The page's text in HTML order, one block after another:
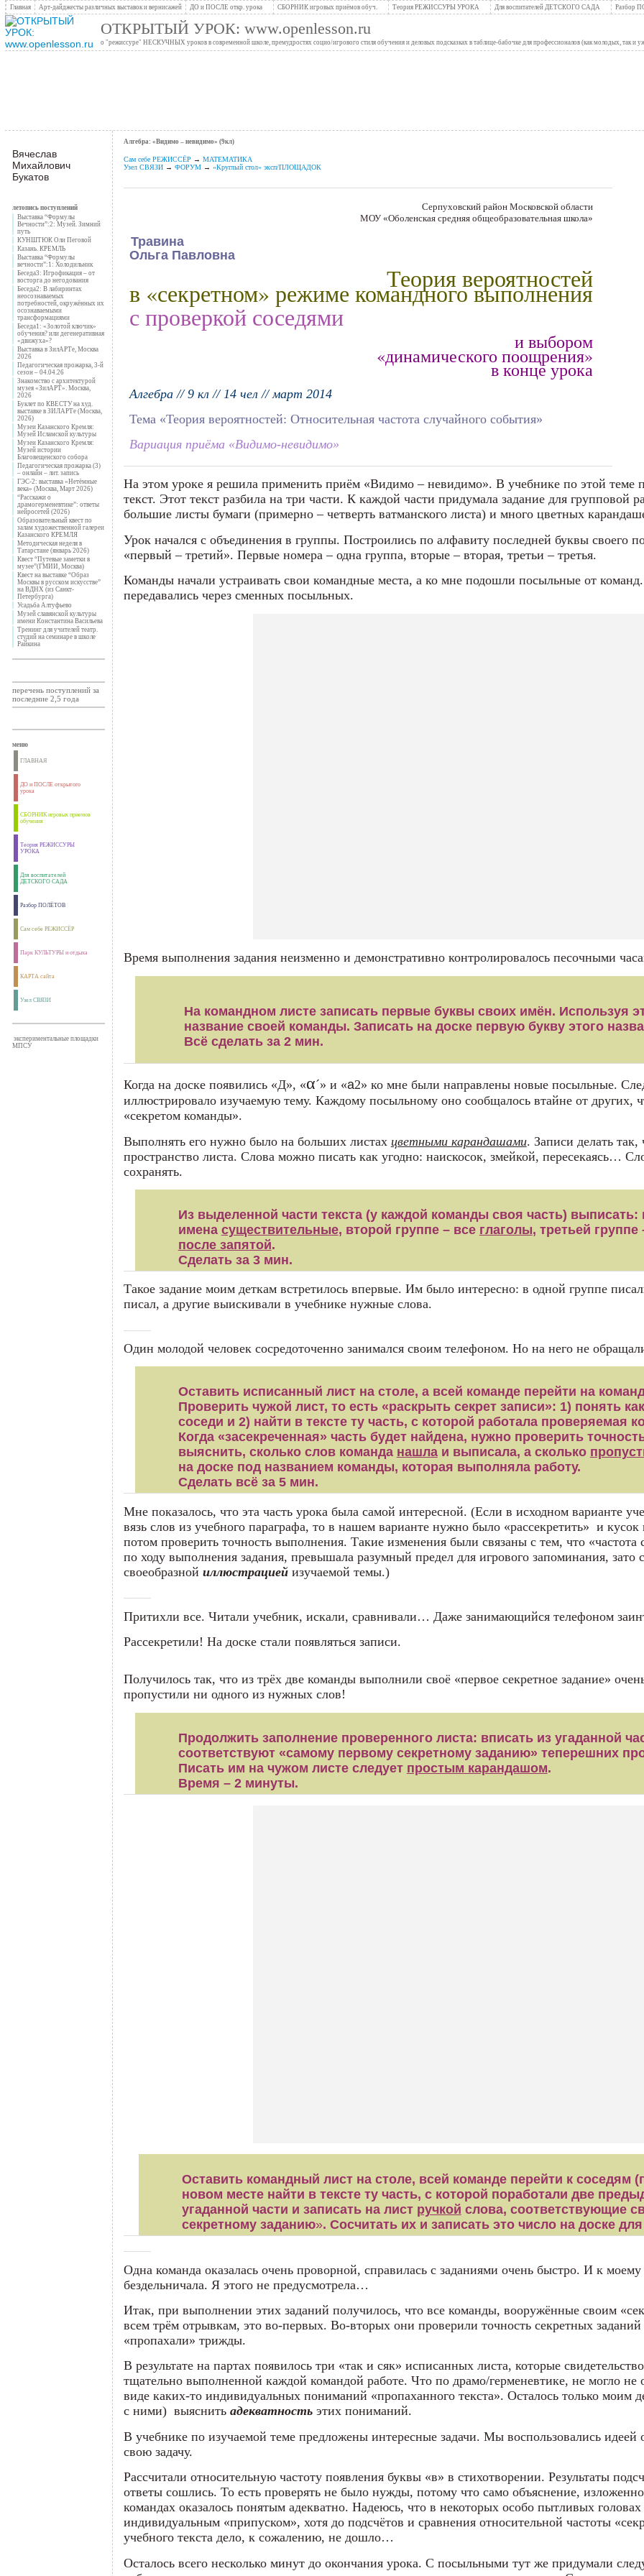
Главная Арт-дайджесты различных выставок и вернисажей ДО и ПОСЛЕ откр. урока СБОРНИК игровых приёмов обуч. Теория РЕЖИССУРЫ УРОКА Для воспитателей ДЕТСКОГО САДА Разбор
ОТКРЫТЫЙ УРОК: www.openlesson.ru
о "режиссуре" НЕСКУЧНЫХ уроков в современной школе, премудростях социо/игрового стиля обучения и деловых подсказках в таблице-бабочке для профессионалов (как молодых, так и
Вячеслав
Михайлович
Букатов
летопись поступлений
Выставка “Формулы
Вечности”:2: Музей. Зимний
путь
КУНШТЮК Оли Пеговой
Казань. КРЕМЛЬ
Выставка “Формулы
вечности”:1: Холодильник
Беседа3: Игрофикация – от
восторга до негодования
Беседа2: В лабиринтах
неосознаваемых
потребностей, окружённых их
осознаваемыми
трансформациями
Беседа1: «Золотой ключик»
обучения? или дегенеративная
«движуха»?
Выставка в ЗилАРТе, Москва
2026
Педагогическая прожарка, 3-й
сезон – 04.04.26
Знакомство с архитектурой
музея «ЗилАРТ». Москва,
2026
Буклет по КВЕСТУ на худ.
выставке в ЗИЛАРТе (Москва,
2026)
Музеи Казанского Кремля:
Музей Исламской культуры
Музеи Казанского Кремля:
Музей истории
Благовещенского собора
Педагогическая прожарка (3)
– онлайн – лит. запись
ГЭС-2: выставка «Нетёмные
века» (Москва, Март 2026)
“Расскажи о
драмогерменевтике”: ответы
нейросетей (2026)
Образовательный квест по
залам художественной галереи
Казанского КРЕМЛЯ
Методическая неделя в
Татарстане (январь 2026)
Квест “Путевые заметки в
музее”(ГМИИ, Москва)
Квест на выставке “Образ
Москвы в русском искусстве”
на ВДНХ (из Санкт-
Петербурга)
Усадьба Алтуфьево
Музей славянской культуры
имени Константина Васильева
Тренинг для учителей театр.
студий на семинаре в школе
Райкина
перечень поступлений за
последние 2,5 года
меню
ГЛАВНАЯ
ДО и ПОСЛЕ открытого
урока
СБОРНИК игровых приемов
обучения
Теория РЕЖИССУРЫ
УРОКА
Для воспитателей
ДЕТСКОГО САДА
Разбор ПОЛЁТОВ
Сам себе РЕЖИССЁР
Парк КУЛЬТУРЫ и отдыха
КАРТА сайта
Узел СВЯЗИ
экспериментальные площадки
МПСУ
Алгебра: «Видимо – невидимо» (9кл)
Сам себе РЕЖИССЁР → МАТЕМАТИКА
Узел СВЯЗИ→ ФОРУМ→ «Круглый стол» эксп/ПЛОЩАДОК
Серпуховский район Московской области
МОУ «Оболенская средняя общеобразовательная школа»
Травина
Ольга Павловна
Теория вероятностей
в «секретном» режиме командного выполнения
с проверкой соседями
и выбором
«динамического поощрения»
в конце урока
Алгебра // 9 кл // 14 чел // март 2014
Тема «Теория вероятностей: Относительная частота случайного события»
Вариация приёма «Видимо-невидимо»
На этом уроке я решила применить приём «Видимо – невидимо». В учебнике по этой теме
текст. Этот текст разбила на три части. К каждой части придумала задание для групповой
большие листы бумаги (примерно – четверть ватманского листа) и много цветных
Урок начался с объединения в группы. Построились по алфавиту последней буквы своего
«первый – третий». Первые номера – одна группа, вторые – вторая, третьи – третья.
Команды начали устраивать свои командные места, а ко мне подошли посыльные от
передавались через сменных посыльных.
Время выполнения задания неизменно и демонстративно контролировалось песочными
На командном листе записать первые буквы своих имён. Используя
название своей команды. Записать на доске первую букву этого
Всё сделать за 2 мин.
Когда на доске появились «Д», «α´» и «а2» ко мне были направлены новые посыльные.
иллюстрировало изучаемую тему. Каждому посыльному оно сообщалось втайне от других,
«секретом команды».
Выполнять его нужно было на больших листах цветными карандашами. Записи делать так,
пространство листа. Слова можно писать как угодно: наискосок, змейкой, пересекаясь…
сохранять.
Из выделенной части текста (у каждой команды своя часть) выписать:
имена существительные, второй группе – все глаголы, третьей
после запятой.
Сделать за 3 мин.
Такое задание моим деткам встретилось впервые. Им было интересно: в одной группе
писал, а другие выискивали в учебнике нужные слова.
Один молодой человек сосредоточенно занимался своим телефоном. Но на него не
Оставить исписанный лист на столе, а всей команде перейти на
Проверить чужой лист, то есть «раскрыть секрет записи»: 1) понять
соседи и 2) найти в тексте ту часть, с которой работала проверяемая
Когда «засекреченная» часть будет найдена, нужно проверить
выяснить, сколько слов команда нашлаи выписала, а сколько
на доске под названием команды, которая выполняла работу.
Сделать всё за 5 мин.
Мне показалось, что эта часть урока была самой интересной. (Если в исходном варианте
вязь слов из учебного параграфа, то в нашем варианте нужно было «рассекретить» и кусок
потом проверить точность выполнения. Такие изменения были связаны с тем, что «частота
по ходу выполнения задания, превышала разумный предел для игрового запоминания, зато
своеобразной иллюстрациейизучаемой темы.)
Притихли все. Читали учебник, искали, сравнивали… Даже занимающийся телефоном
Рассекретили! На доске стали появляться записи.
Получилось так, что из трёх две команды выполнили своё «первое секретное задание»
пропустили ни одного из нужных слов!
Продолжить заполнение проверенного листа: вписать из угаданной
соответствуют «самому первому секретному заданию» теперешних
Писать им на чужом листе следует простым карандашом.
Время – 2 минуты.
Оставить командный лист на столе, всей команде перейти к соседям
новом месте найти в тексте ту часть, с которой поработали две
угаданной части и записать на лист ручкой слова, соответствующие
секретному заданию». Сосчитать их и записать это число на доске
Одна команда оказалась очень проворной, справилась с заданиями очень быстро. И к
бездельничала. Я этого не предусмотрела…
Итак, при выполнении этих заданий получилось, что все команды, вооружённые своим
всем трём отрывкам, это во-первых. Во-вторых они проверили точность секретных
«пропахали» трижды.
В результате на партах появилось три «так и сяк» исписанных листа, которые
тщательно выполненной каждой командой работе. Что по драмо/герменевтике, не могло не
виде каких-то индивидуальных пониманий «пропаханного текста». Осталось только моим
с ними) выяснить адекватностьэтих пониманий.
В учебнике по изучаемой теме предложены интересные задачи. Мы воспользовались
свою задачу.
Рассчитали относительную частоту появления буквы «в» в стихотворении. Результаты
ответы сошлись. То есть проверять не было нужды, потому что само объяснение,
командах оказалось понятым адекватно. Надеюсь, что в некоторых особо пытливых
индивидуальным «припуском», хотя до подсчётов и сравнения относительной частоты
учебного текста дело, к сожалению, не дошло…
Осталось всего несколько минут до окончания урока. С посыльными тут же придумали